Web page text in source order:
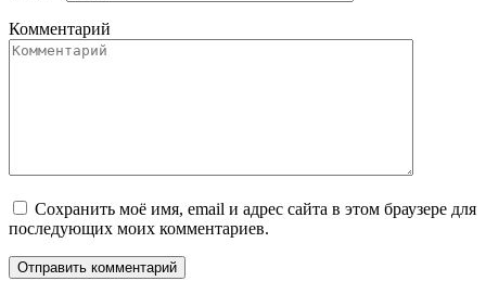
Комментарий
Сохранить моё имя, email и адрес сайта в этом браузере для
последующих моих комментариев.